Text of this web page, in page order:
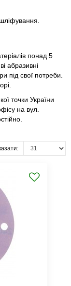
понад 5
абразивні
під свої потреби.
точки України
на вул.